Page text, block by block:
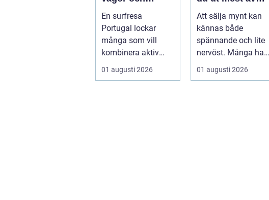
gemenskap året
runt
En surfresa
Portugal lockar
många som vill
kombinera aktiv
semester med
avkoppling, god
01 augusti 2026
dina samlingar
Att sälja mynt kan
kännas både
spännande och lite
nervöst. Många har
ärvt mynt, hittat
gamla burkar ...
01 augusti 2026